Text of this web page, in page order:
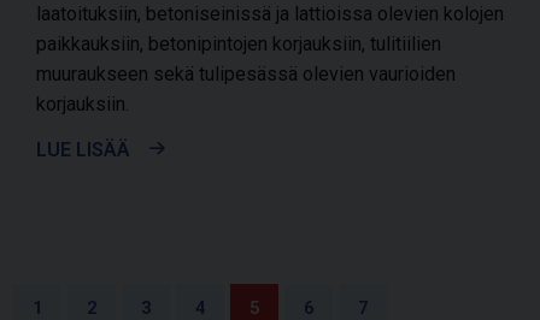
laatoituksiin, betoniseinissä ja lattioissa olevien kolojen
paikkauksiin, betonipintojen korjauksiin, tulitiilien
muuraukseen sekä tulipesässä olevien vaurioiden
korjauksiin.
LUE LISÄÄ
1 2 3 4 5 6 7